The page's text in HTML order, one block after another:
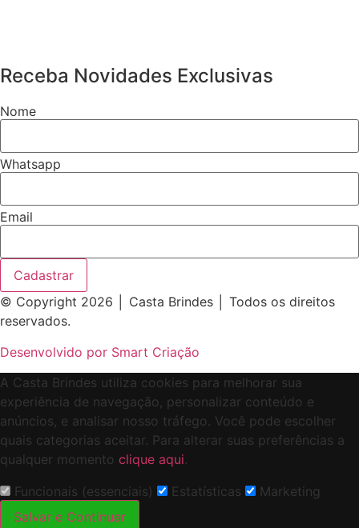
Receba Novidades Exclusivas
Nome
Whatsapp
Email
Cadastrar
© Copyright 2026 │ Casta Brindes │ Todos os direitos
reservados.
Desenvolvido por Smart Criação
A Casta Brindes utiliza cookies para melhorar sua
experiência de navegação, personalizar conteúdo e
anúncios, e analisar nosso tráfego. Você pode escolher
quais categorias aceitar. Para alterar suas preferências a
qualquer momento clique aqui.
Funcionais (essenciais) Estatísticas
Marketing
Salvar e Continuar